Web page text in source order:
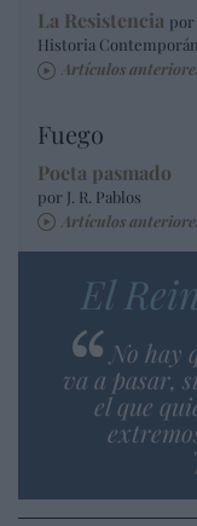
La Resistencia por
Historia
Artículos
Fuego
Poeta pasmado
por J. R. Pablos
Artículos
El
No hay
va a pasar,
el que